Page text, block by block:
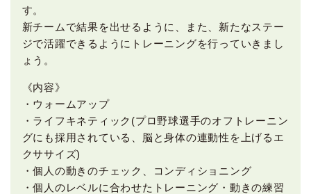
す。
新チームで結果を出せるように、また、新たなステー
ジで活躍できるようにトレーニングを行っていきまし
ょう。
《内容》
・ウォームアップ
・ライフキネティック(プロ野球選手のオフトレーニン
グにも採用されている、脳と身体の連動性を上げるエ
クササイズ)
・個人の動きのチェック、コンディショニング
・個人のレベルに合わせたトレーニング・動きの練習